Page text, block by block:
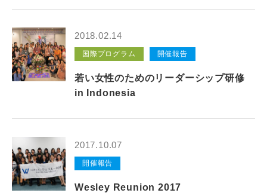
動画紹介
よくあるご質問
採用情報
CLOSE
2018.02.14
国際プログラム 開催報告
若い女性のためのリーダーシップ研修
in Indonesia
2017.10.07
開催報告
Wesley Reunion 2017